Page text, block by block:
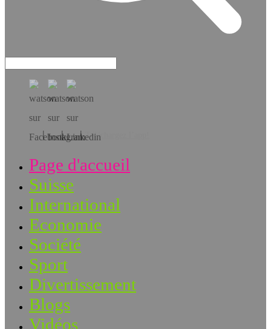
Téléchargez l’app!
Page d'accueil
Suisse
International
Economie
Société
Sport
Divertissement
Blogs
Vidéos